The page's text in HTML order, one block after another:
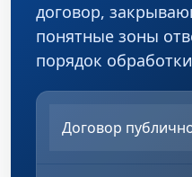
договор,
понятные зоны
порядок
Договор